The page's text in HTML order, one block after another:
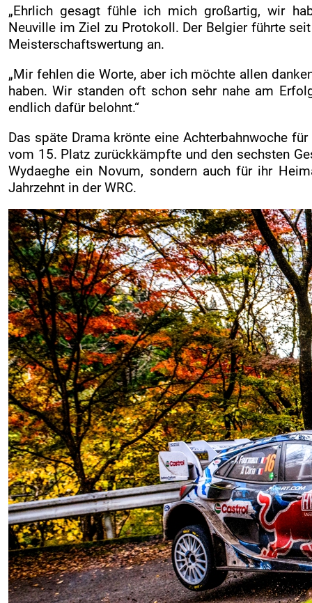
„Ehrlich gesagt fühle ich mich großartig, wir
Neuville im Ziel zu Protokoll. Der Belgier führte
Meisterschaftswertung an.
„Mir fehlen die Worte, aber ich möchte allen
haben. Wir standen oft schon sehr nahe am
endlich dafür belohnt.“
Das späte Drama krönte eine Achterbahnwoche
vom 15. Platz zurückkämpfte und den sechsten
Wydaeghe ein Novum, sondern auch für ihr
Jahrzehnt in der WRC.